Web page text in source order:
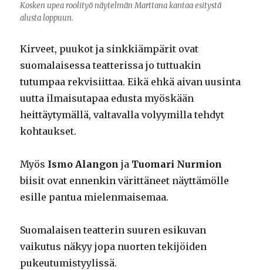
Kosken upea roolityö näytelmän Marttana kantaa esitystä
alusta loppuun.
Kirveet, puukot ja sinkkiämpärit ovat
suomalaisessa teatterissa jo tuttuakin
tutumpaa rekvisiittaa. Eikä ehkä aivan uusinta
uutta ilmaisutapaa edusta myöskään
heittäytymällä, valtavalla volyymilla tehdyt
kohtaukset.
Myös Ismo Alangon ja Tuomari Nurmion
biisit ovat ennenkin värittäneet näyttämölle
esille pantua mielenmaisemaa.
Suomalaisen teatterin suuren esikuvan
vaikutus näkyy jopa nuorten tekijöiden
pukeutumistyylissä.